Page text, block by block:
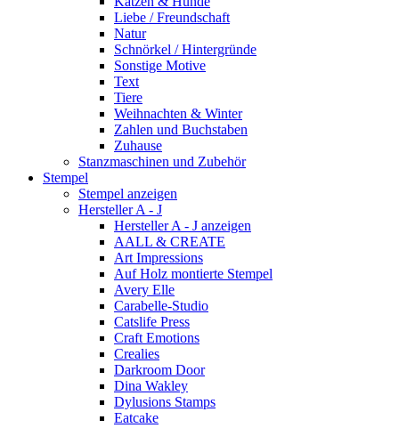
Liebe / Freundschaft
Natur
Schnörkel / Hintergründe
Sonstige Motive
Text
Tiere
Weihnachten & Winter
Zahlen und Buchstaben
Zuhause
Stanzmaschinen und Zubehör
Stempel
Stempel anzeigen
Hersteller A - J
Hersteller A - J anzeigen
AALL & CREATE
Art Impressions
Auf Holz montierte Stempel
Avery Elle
Carabelle-Studio
Catslife Press
Craft Emotions
Crealies
Darkroom Door
Dina Wakley
Dylusions Stamps
Eatcake